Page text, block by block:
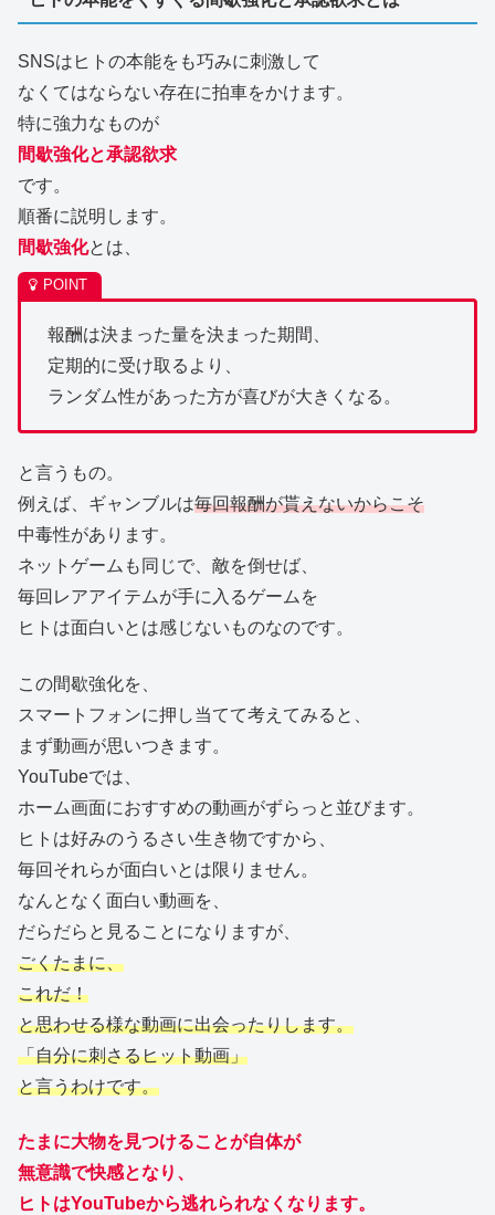
SNSはヒトの本能をも巧みに刺激して
なくてはならない存在に拍車をかけます。
特に強力なものが
間歇強化と承認欲求
です。
順番に説明します。
間歇強化とは、
報酬は決まった量を決まった期間、
定期的に受け取るより、
ランダム性があった方が喜びが大きくなる。
と言うもの。
例えば、ギャンブルは毎回報酬が貰えないからこそ
中毒性があります。
ネットゲームも同じで、敵を倒せば、
毎回レアアイテムが手に入るゲームを
ヒトは面白いとは感じないものなのです。
この間歇強化を、
スマートフォンに押し当てて考えてみると、
まず動画が思いつきます。
YouTubeでは、
ホーム画面におすすめの動画がずらっと並びます。
ヒトは好みのうるさい生き物ですから、
毎回それらが面白いとは限りません。
なんとなく面白い動画を、
だらだらと見ることになりますが、
ごくたまに、
これだ！
と思わせる様な動画に出会ったりします。
「自分に刺さるヒット動画」
と言うわけです。
たまに大物を見つけることが自体が
無意識で快感となり、
ヒトはYouTubeから逃れられなくなります。